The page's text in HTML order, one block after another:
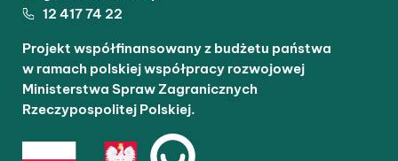
12 417 74 22
Projekt współfinansowany z budżetu państwa
w ramach polskiej współpracy rozwojowej
Ministerstwa Spraw Zagranicznych
Rzeczypospolitej Polskiej.